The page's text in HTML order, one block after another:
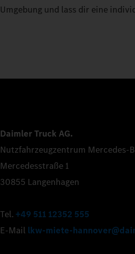
Umgebung und lass dir eine
Daimler Truck AG.
Nutzfahrzeugzentrum Mercedes-
Mercedesstraße 1
30855 Langenhagen
Tel. +49 511 12352 555
E-Mail lkw-miete-